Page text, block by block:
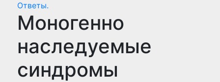
Ответы.
Моногенно
наследуемые
синдромы